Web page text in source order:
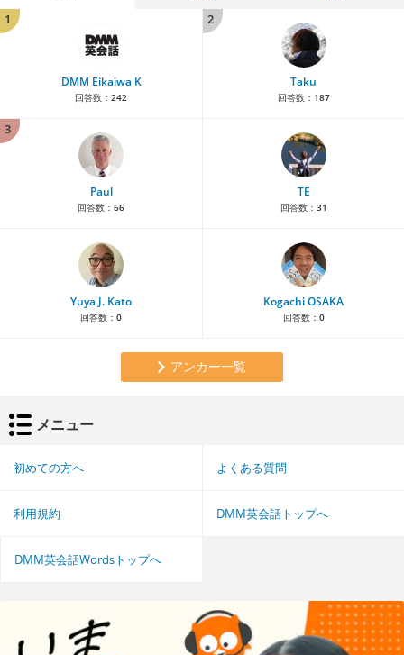
1
DMM Eikaiwa K
回答数： 242
2
Taku
回答数： 187
3
Paul
回答数： 66
TE
回答数： 31
Yuya J. Kato
回答数： 0
Kogachi OSAKA
回答数： 0
アンカー一覧
メニュー
初めての方へ よくある質問
利用規約 DMM英会話トップへ
DMM英会話Wordsトップへ